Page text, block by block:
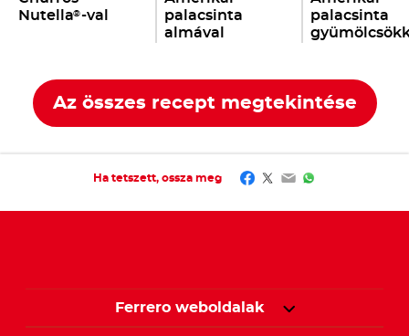
Nutella®-val
palacsinta
almával
palacsinta
Az összes recept megtekintése
Ha tetszett, ossza meg Facebook
Twitter
EmailWhatsApp
Ferrero weboldalak